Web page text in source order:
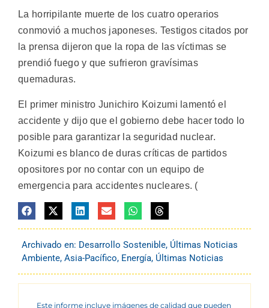
La horripilante muerte de los cuatro operarios
conmovió a muchos japoneses. Testigos citados por
la prensa dijeron que la ropa de las víctimas se
prendió fuego y que sufrieron gravísimas
quemaduras.
El primer ministro Junichiro Koizumi lamentó el
accidente y dijo que el gobierno debe hacer todo lo
posible para garantizar la seguridad nuclear.
Koizumi es blanco de duras críticas de partidos
opositores por no contar con un equipo de
emergencia para accidentes nucleares. (
Archivado en: Desarrollo Sostenible, Últimas Noticias
Ambiente, Asia-Pacífico, Energía, Últimas Noticias
Este informe incluye imágenes de calidad que pueden